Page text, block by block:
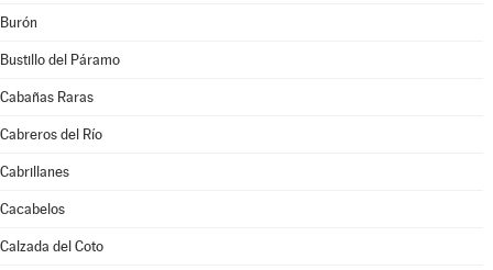
Burón
Bustillo del Páramo
Cabañas Raras
Cabreros del Río
Cabrillanes
Cacabelos
Calzada del Coto